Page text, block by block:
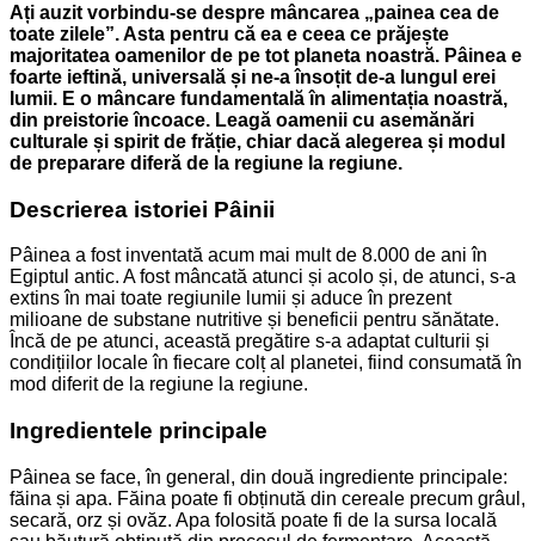
Ați auzit vorbindu-se despre mâncarea „painea cea de
toate zilele”. Asta pentru că ea e ceea ce prăjește
majoritatea oamenilor de pe tot planeta noastră. Pâinea e
foarte ieftină, universală și ne-a însoțit de-a lungul erei
lumii. E o mâncare fundamentală în alimentația noastră,
din preistorie încoace. Leagă oamenii cu asemănări
culturale și spirit de frăție, chiar dacă alegerea și modul
de preparare diferă de la regiune la regiune.
Descrierea istoriei Pâinii
Pâinea a fost inventată acum mai mult de 8.000 de ani în
Egiptul antic. A fost mâncată atunci și acolo și, de atunci, s-a
extins în mai toate regiunile lumii și aduce în prezent
milioane de substane nutritive și beneficii pentru sănătate.
Încă de pe atunci, această pregătire s-a adaptat culturii și
condițiilor locale în fiecare colț al planetei, fiind consumată în
mod diferit de la regiune la regiune.
Ingredientele principale
Pâinea se face, în general, din două ingrediente principale:
făina și apa. Făina poate fi obținută din cereale precum grâul,
secară, orz și ovăz. Apa folosită poate fi de la sursa locală